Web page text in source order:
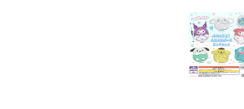
06-6282-7659